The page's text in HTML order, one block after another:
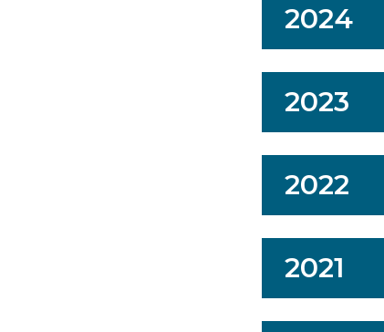
2024
2023
2022
2021